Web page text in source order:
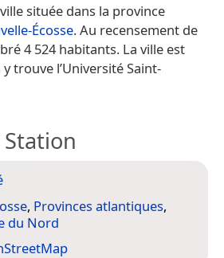
située dans la province
Écosse. Au recensement de
4 524 habitants. La ville est
trouve l’Université Saint-
, Provinces atlantiques,
du Nord